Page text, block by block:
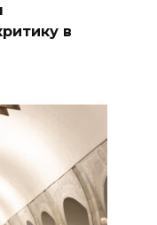
в